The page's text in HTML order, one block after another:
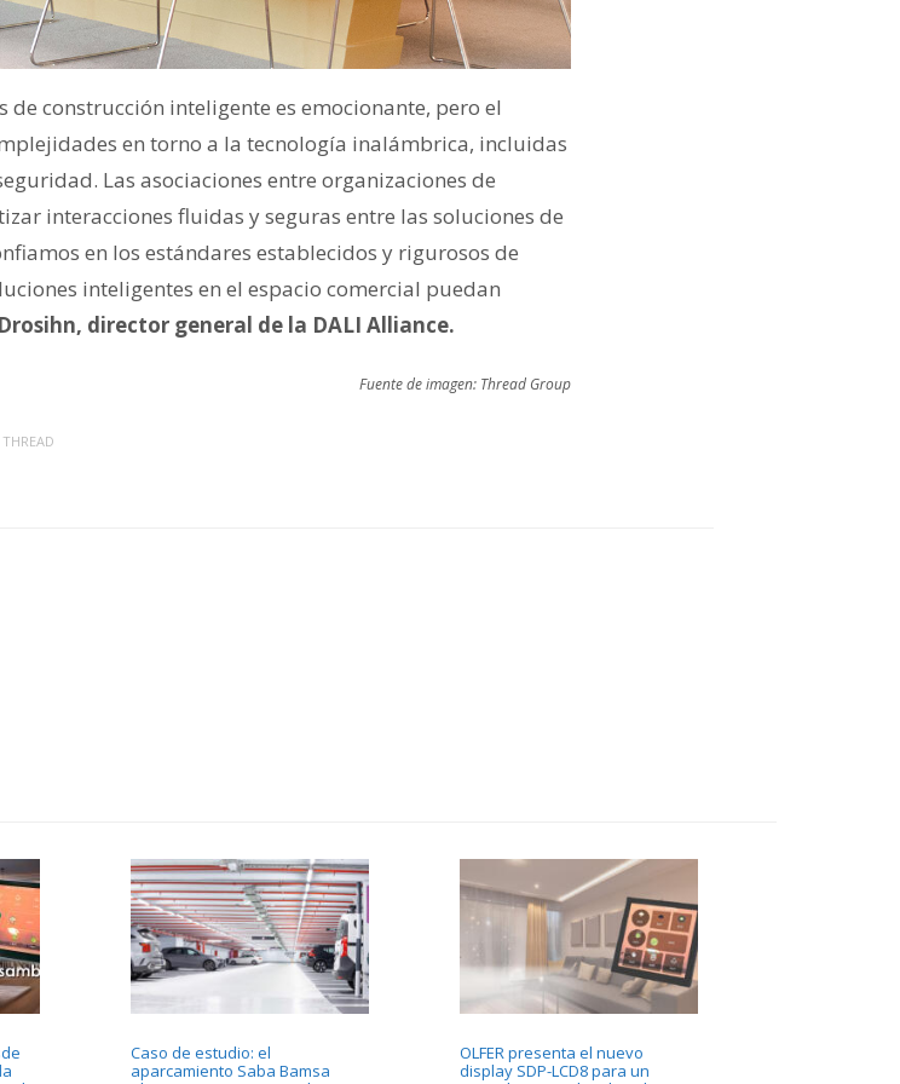
de construcción inteligente es emocionante, pero el
en torno a la tecnología inalámbrica, incluidas
Las asociaciones entre organizaciones de
interacciones fluidas y seguras entre las soluciones de
en los estándares establecidos y rigurosos de
inteligentes en el espacio comercial puedan
director general de la DALI Alliance.
Fuente de imagen: Thread Group
THREAD
Caso de estudio: el
aparcamiento Saba Bamsa
OLFER presenta el nuevo
display SDP-LCD8 para un